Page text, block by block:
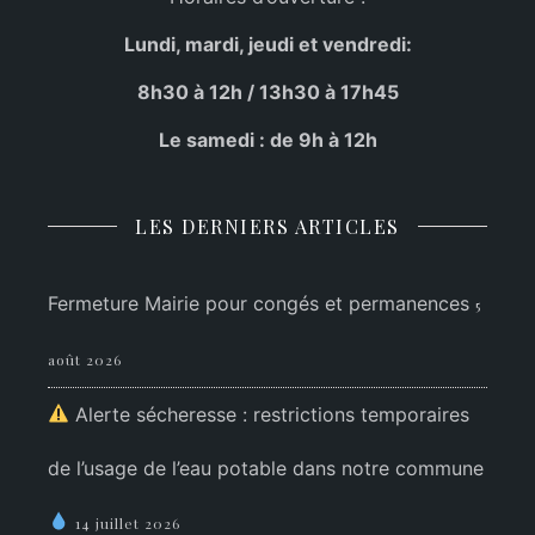
Lundi, mardi, jeudi et vendredi:
8h30 à 12h / 13h30 à 17h45
Le samedi : de 9h à 12h
LES DERNIERS ARTICLES
Fermeture Mairie pour congés et permanences 5
août 2026
Alerte sécheresse : restrictions temporaires
de l’usage de l’eau potable dans notre commune
14 juillet 2026